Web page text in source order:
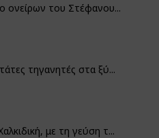
ονείρων του Στέφανου...
τηγανητές στα ξύ...
με τη γεύση τ...